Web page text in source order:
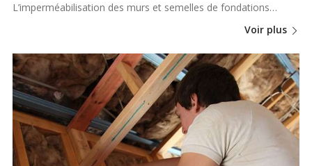
L’imperméabilisation des murs et semelles de fondations…
Voir plus